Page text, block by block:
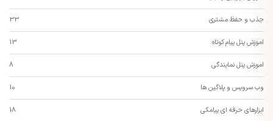
جذب و حفظ مشتری 33
اموزش پنل پیام کوتاه 13
اموزش پنل نمایندگی 8
وب سرویس و پلاگین ها 10
ابزارهای حرفه ای پیامکی 18